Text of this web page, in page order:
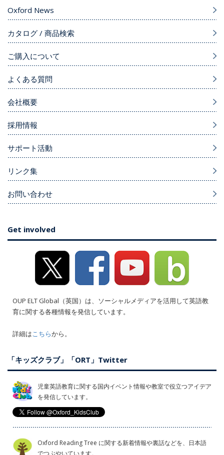
Oxford News
カタログ / 商品検索
ご購入について
よくある質問
会社概要
採用情報
サポート活動
リンク集
お問い合わせ
Get involved
OUP ELT Global（英国）は、ソーシャルメディアを活用して英語教
育に関する各種情報を発信しています。
詳細はこちらから。
「キッズクラブ」「ORT」Twitter
児童英語教育に関する国内イベント情報や教室で役立つアイデア
を発信しています。
Oxford Reading Tree に関する新着情報や裏話などを、日本語